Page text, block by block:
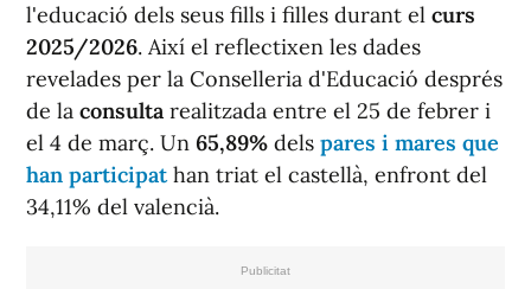
l'educació dels seus fills i filles durant el curs
2025/2026. Així el reflectixen les dades
revelades per la Conselleria d'Educació després
de la consulta realitzada entre el 25 de febrer i
el 4 de març. Un 65,89% dels pares i mares que
han participathan triat el castellà, enfront del
34,11% del valencià.